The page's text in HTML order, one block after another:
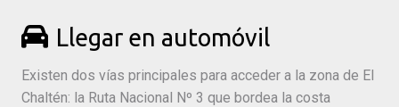
Llegar en automóvil
Existen dos vías principales para acceder a la zona de El
Chaltén: la Ruta Nacional Nº 3 que bordea la costa